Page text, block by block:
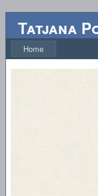
Tatjana
Home